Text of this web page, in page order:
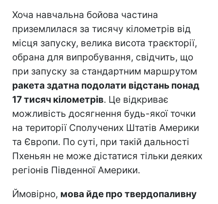
Хоча навчальна бойова частина
приземлилася за тисячу кілометрів від
місця запуску, велика висота траєкторії,
обрана для випробування, свідчить, що
при запуску за стандартним маршрутом
ракета здатна подолати відстань понад
17 тисяч кілометрів. Це відкриває
можливість досягнення будь-якої точки
на території Сполучених Штатів Америки
та Європи. По суті, при такій дальності
Пхеньян не може дістатися тільки деяких
регіонів Південної Америки.
Ймовірно, мова йде про твердопаливну